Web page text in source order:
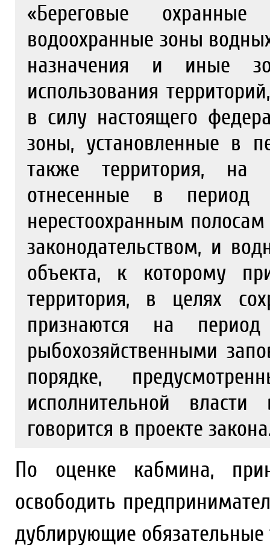
«Береговые
водоохранные зоны
назначения и иные
использования
в силу настоящего
зоны, установленные в
также территория, на
отнесенные в
нерестоохранным
законодательством, и
объекта, к которому
территория, в целях
признаются на
рыбохозяйственными
порядке,
исполнительной
говорится в проекте
По оценке кабмина,
освободить
дублирующие обязательные